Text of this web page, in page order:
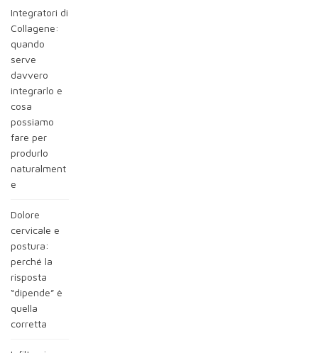
Integratori di
Collagene:
quando
serve
davvero
integrarlo e
cosa
possiamo
fare per
produrlo
naturalment
e
Dolore
cervicale e
postura:
perché la
risposta
“dipende” è
quella
corretta